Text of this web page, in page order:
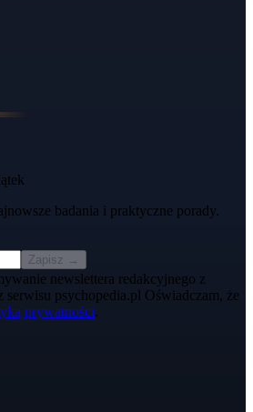
badania i praktyczne porady.
Zapisz →
newslettera redakcyjnego z
serwisu psychopedia.pl Oświadczam, że
prywatności.